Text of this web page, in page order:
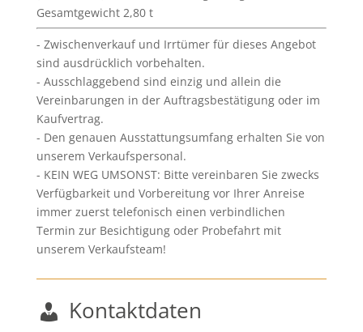
Gesamtgewicht 2,80 t
Zwischenverkauf und Irrtümer für dieses Angebot
sind ausdrücklich vorbehalten.
Ausschlaggebend sind einzig und allein die
Vereinbarungen in der Auftragsbestätigung oder im
Kaufvertrag.
Den genauen Ausstattungsumfang erhalten Sie von
unserem Verkaufspersonal.
KEIN WEG UMSONST: Bitte vereinbaren Sie zwecks
Verfügbarkeit und Vorbereitung vor Ihrer Anreise
immer zuerst telefonisch einen verbindlichen
Termin zur Besichtigung oder Probefahrt mit
unserem Verkaufsteam!
Kontaktdaten